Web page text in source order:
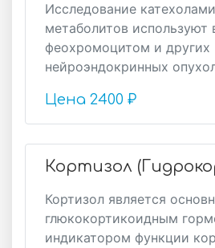
Исследование
метаболитов используют
феохромоцитом и других
нейроэндокринных
Цена 2400 ₽
Кортизол
Кортизол является
глюкокортикоидным
индикатором функции